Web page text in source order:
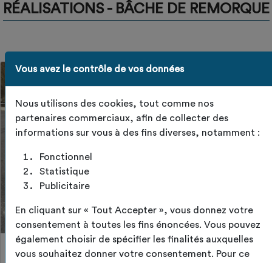
Vous avez le contrôle de vos données
Nous utilisons des cookies, tout comme nos
partenaires commerciaux, afin de collecter des
informations sur vous à des fins diverses, notamment :
Fonctionnel
Statistique
Publicitaire
En cliquant sur « Tout Accepter », vous donnez votre
consentement à toutes les fins énoncées. Vous pouvez
également choisir de spécifier les finalités auxquelles
vous souhaitez donner votre consentement. Pour ce
RÉALISATIONS - BÂCHE DE REMORQUE
12C61C20-44A7-4D57-88CC-